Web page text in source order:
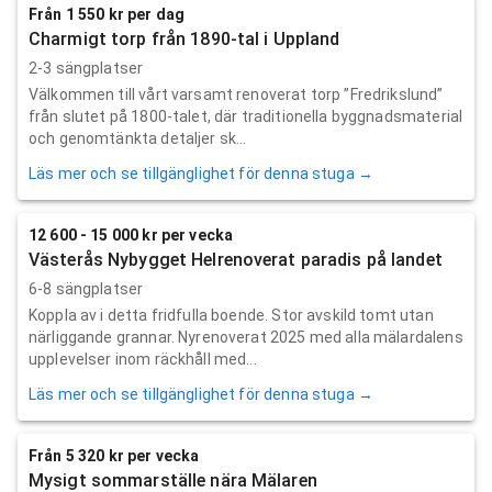
Från 1 550 kr per dag
Charmigt torp från 1890-tal i Uppland
2-3 sängplatser
Välkommen till vårt varsamt renoverat torp ”Fredrikslund”
från slutet på 1800-talet, där traditionella byggnadsmaterial
och genomtänkta detaljer sk...
Läs mer och se tillgänglighet för denna stuga →
12 600 - 15 000 kr per vecka
Västerås Nybygget Helrenoverat paradis på landet
6-8 sängplatser
Koppla av i detta fridfulla boende. Stor avskild tomt utan
närliggande grannar. Nyrenoverat 2025 med alla mälardalens
upplevelser inom räckhåll med...
Läs mer och se tillgänglighet för denna stuga →
Från 5 320 kr per vecka
Mysigt sommarställe nära Mälaren